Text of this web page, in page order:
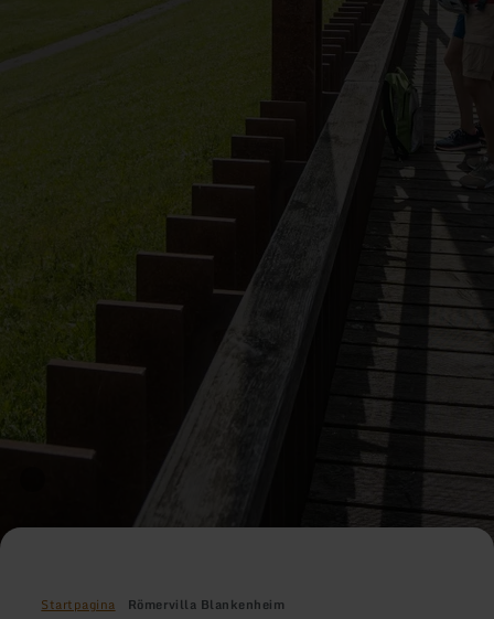
Startpagina Römervilla Blankenheim